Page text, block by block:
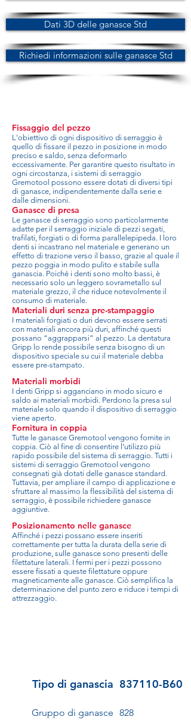
Dati 3D delle ganasce Std
Richiedi informazioni sulle ganasce Std
Fissaggio del pezzo
L'obiettivo di ogni dispositivo di serraggio è
quello di fissare il pezzo in posizione in modo
preciso e saldo, senza deformarlo
eccessivamente. Per garantire questo risultato in
ogni circostanza, i sistemi di serraggio
Gremotool possono essere dotati di diversi tipi
di ganasce, indipendentemente dalla serie e
dalle dimensioni.
Ganasce di presa
Le ganasce di serraggio sono particolarmente
adatte per il serraggio iniziale di pezzi segati,
trafilati, forgiati o di forma parallelepipeda. I loro
denti si incastrano nel materiale e generano un
effetto di trazione verso il basso, grazie al quale il
pezzo poggia in modo pulito e stabile sulla
ganascia. Poiché i denti sono molto bassi, è
necessario solo un leggero sovrametallo sul
materiale grezzo, il che riduce notevolmente il
consumo di materiale.
Materiali duri senza pre-stampaggio
I materiali forgiati o duri devono essere serrati
con materiali ancora più duri, affinché questi
possano “aggrapparsi” al pezzo. La dentatura
Gripp lo rende possibile senza bisogno di un
dispositivo speciale su cui il materiale debba
essere pre-stampato.
Materiali morbidi
I denti Gripp si agganciano in modo sicuro e
saldo ai materiali morbidi. Perdono la presa sul
materiale solo quando il dispositivo di serraggio
viene aperto.
Fornitura in coppia
Tutte le ganasce Gremotool vengono fornite in
coppia. Ciò al fine di consentire l’utilizzo più
rapido possibile del sistema di serraggio. Tutti i
sistemi di serraggio Gremotool vengono
consegnati già dotati delle ganasce standard.
Tuttavia, per ampliare il campo di applicazione e
sfruttare al massimo la flessibilità del sistema di
serraggio, è possibile richiedere ganasce
aggiuntive.
Posizionamento nelle ganasce
Affinché i pezzi possano essere inseriti
correttamente per tutta la durata della serie di
produzione, sulle ganasce sono presenti delle
filettature laterali. I fermi per i pezzi possono
essere fissati a queste filettature oppure
magneticamente alle ganasce. Ciò semplifica la
determinazione del punto zero e riduce i tempi di
attrezzaggio.
Tipo di ganascia 837110-B60
Gruppo di ganasce 828